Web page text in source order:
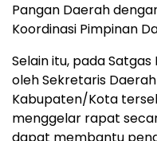
Pangan Daerah
Koordinasi Pimpinan
Selain itu, pada
oleh Sekretaris
Kabupaten/Kota
menggelar rapat
dapat membantu